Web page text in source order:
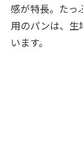
感が特長。たっ
用のパンは、生
います。